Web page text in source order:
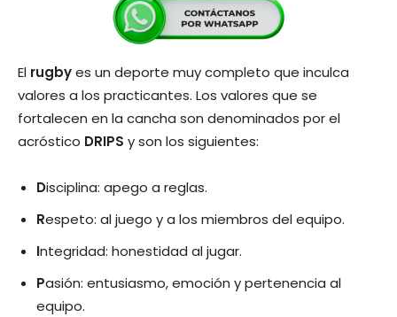
El rugbyes un deporte muy completo que inculca
valores a los practicantes. Los valores que se
fortalecen en la cancha son denominados por el
acróstico DRIPS y son los siguientes:
Disciplina: apego a reglas.
Respeto: al juego y a los miembros del equipo.
Integridad: honestidad al jugar.
Pasión: entusiasmo, emoción y pertenencia al
equipo.